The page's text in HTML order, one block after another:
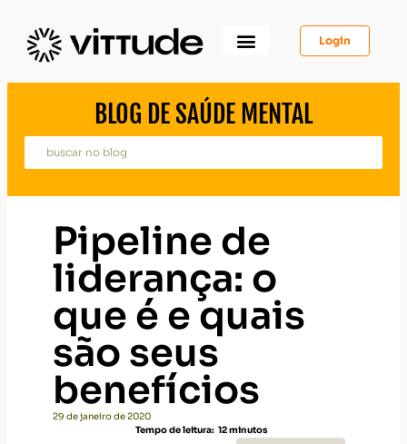
Login
BLOG DE SAÚDE MENTAL
Pipeline de
liderança: o
que é e quais
são seus
benefícios
29 de janeiro de 2020
Tempo de leitura: 12minutos